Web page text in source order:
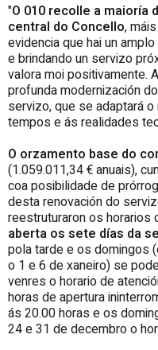
"O 010 recolle a maioría
central do Concello,
evidencia que hai un
e brindando un servizo
valora moi positivamente.
profunda modernización
servizo, que se adaptará
tempos e ás realidades
O orzamento base do
(1.059.011,34 € anuais),
coa posibilidade de
desta renovación do
reestruturaron os horarios
aberta os sete días da
pola tarde e os domingos
o 1 e 6 de xaneiro) se
venres o horario de
horas de apertura
ás 20.00 horas e os
24 e 31 de decembro o